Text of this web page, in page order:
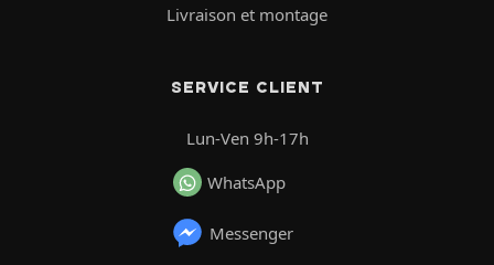
Livraison et montage
SERVICE CLIENT
Lun-Ven 9h-17h
WhatsApp
Messenger